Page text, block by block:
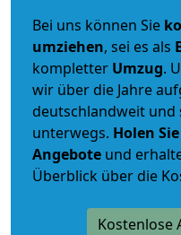
Bei uns können Sie
umziehen, sei es als
kompletter Umzug.
wir über die Jahre
deutschlandweit
unterwegs. Holen
Angebote und
Überblick über die
Kostenlose